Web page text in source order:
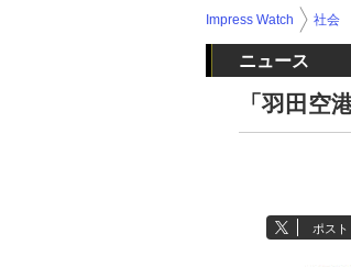
Impress Watch 社会
ニュース
「羽田空
ポスト